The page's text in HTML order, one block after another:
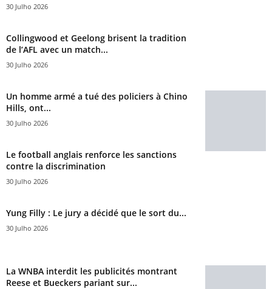
30 Julho 2026
Collingwood et Geelong brisent la tradition
de l’AFL avec un match...
30 Julho 2026
Un homme armé a tué des policiers à Chino
Hills, ont...
30 Julho 2026
Le football anglais renforce les sanctions
contre la discrimination
30 Julho 2026
Yung Filly : Le jury a décidé que le sort du...
30 Julho 2026
La WNBA interdit les publicités montrant
Reese et Bueckers pariant sur...